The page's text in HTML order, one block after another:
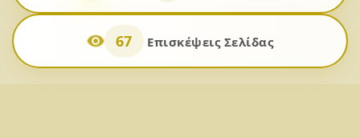
67 Επισκέψεις Σελίδας